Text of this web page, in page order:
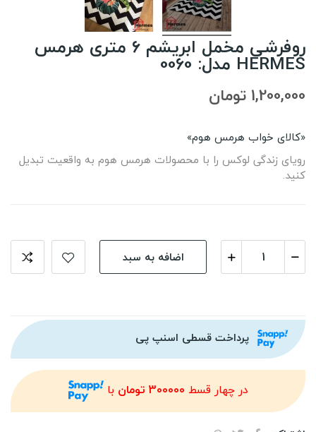
روفرشی مخمل ابریشم ۶ متری هرمس
HERMES مدل: 0060
1,200,000 تومان
«کالای خواب هرمس هوم»
رویای زندگی لوکس را با محصولات هرمس هوم به واقعیت تبدیل
کنید.
اضافه به سبد
پرداخت قسطی اسنپ پی
در چهار قسط 300000 تومان با